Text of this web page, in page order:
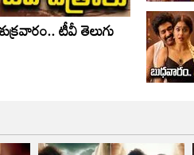
టీవీ తెలుగు